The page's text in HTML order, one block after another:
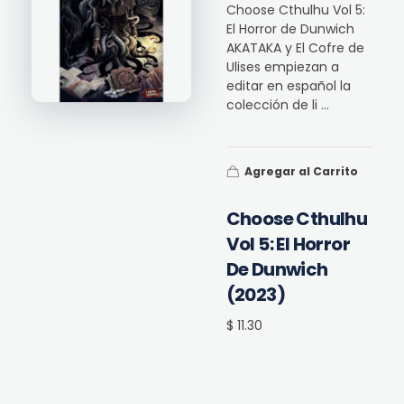
Choose Cthulhu
Vol 5: El Horror
De Dunwich
(2023)
$ 11.30
Choose Cthulhu Vol 5:
El Horror de Dunwich
AKATAKA y El Cofre de
Ulises empiezan a
editar en español la
colección de li ...
Agregar al Carrito